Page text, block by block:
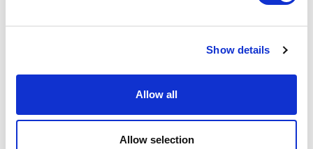
Show details
Allow all
Allow selection